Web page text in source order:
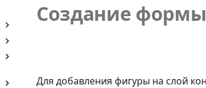
Создание
Для добавления фигуры на слой